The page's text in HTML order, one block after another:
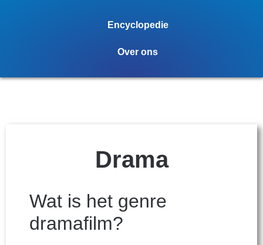
Encyclopedie
Over ons
Drama
Wat is het genre
dramafilm?